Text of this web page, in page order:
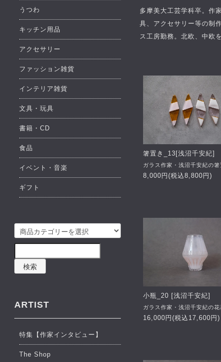
多摩美大工芸学科卒。作
具、アクセサリー等の制
ス工房勤務。北欧、中欧
箸置き_13[浅沼千安紀]
ガラス作家・浅沼千安紀の
8,000円(税込8,800円)
小瓶_20 [浅沼千安紀]
ガラス作家・浅沼千安紀の
16,000円(税込17,600円)
うつわ
キッチン用品
アクセサリー
ファッション雑貨
インテリア雑貨
文具・玩具
書籍・CD
食品
イベント・音楽
ギフト
検索
ARTIST
特集【作家インタビュー】
The Shop